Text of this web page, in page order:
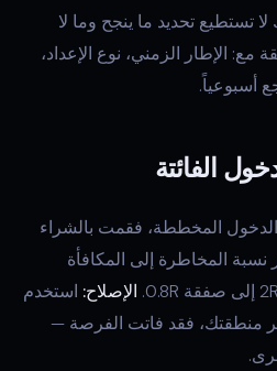
تستطيع تحديد ما ينجح وما لا
الإطار الزمني، نوع الإعداد،
المخططة، فقمت بالشراء
المخاطرة إلى المكافأة
الإصلاح: استخدم
منطقتك، فقد فاتت الفرصة —